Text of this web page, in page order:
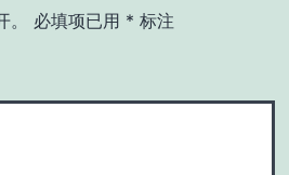
必填项已用 * 标注